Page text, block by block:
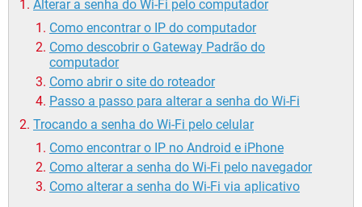
Alterar a senha do Wi-Fi pelo computador
Como encontrar o IP do computador
Como descobrir o Gateway Padrão do
computador
Como abrir o site do roteador
Passo a passo para alterar a senha do Wi-Fi
Trocando a senha do Wi-Fi pelo celular
Como encontrar o IP no Android e iPhone
Como alterar a senha do Wi-Fi pelo navegador
Como alterar a senha do Wi-Fi via aplicativo